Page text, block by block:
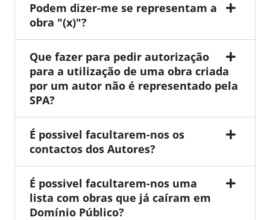
Podem dizer-me se representam a
obra "(x)"?
Que fazer para pedir autorização
para a utilização de uma obra criada
por um autor não é representado pela
SPA?
É possivel facultarem-nos os
contactos dos Autores?
É possivel facultarem-nos uma
lista com obras que já caíram em
Domínio Público?